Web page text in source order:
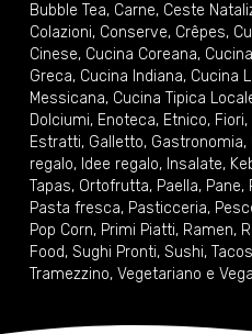
Bubble Tea, Carne, Ceste
Colazioni, Conserve, Crêpes,
Cinese, Cucina Coreana,
Greca, Cucina Indiana, Cucina
Messicana, Cucina Tipica
Dolciumi, Enoteca, Etnico, Fiori,
Estratti, Galletto, Gastronomia,
regalo, Idee regalo, Insalate,
Tapas, Ortofrutta, Paella, Pane,
Pasta fresca, Pasticceria,
Pop Corn, Primi Piatti, Ramen,
Food, Sughi Pronti, Sushi, Tacos
Tramezzino, Vegetariano e